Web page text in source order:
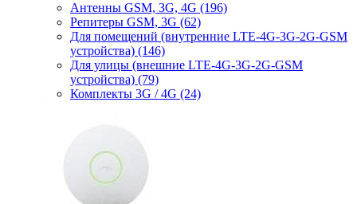
Антенны GSM, 3G, 4G (196)
Репитеры GSM, 3G (62)
Для помещений (внутренние LTE-4G-3G-2G-GSM
устройства) (146)
Для улицы (внешние LTE-4G-3G-2G-GSM
устройства) (79)
Комплекты 3G / 4G (24)